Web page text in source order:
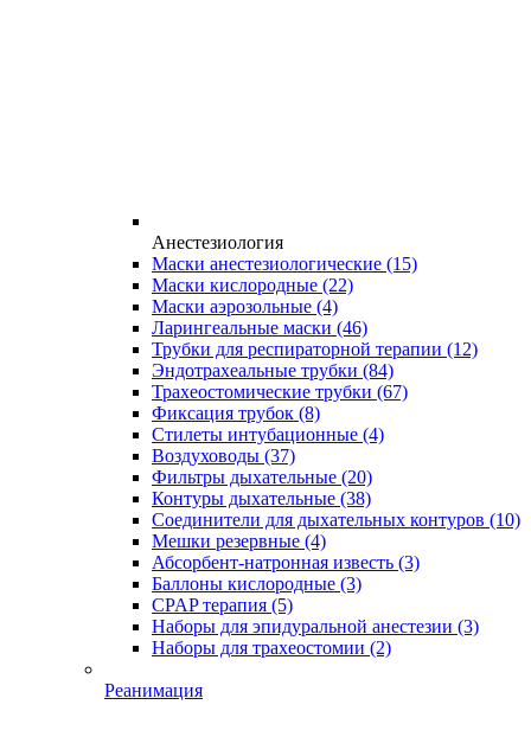
Анестезиология
Маски анестезиологические (15)
Маски кислородные (22)
Маски аэрозольные (4)
Ларингеальные маски (46)
Трубки для респираторной терапии (12)
Эндотрахеальные трубки (84)
Трахеостомические трубки (67)
Фиксация трубок (8)
Стилеты интубационные (4)
Воздуховоды (37)
Фильтры дыхательные (20)
Контуры дыхательные (38)
Соединители для дыхательных контуров (10)
Мешки резервные (4)
Абсорбент-натронная известь (3)
Баллоны кислородные (3)
CPAP терапия (5)
Наборы для эпидуральной анестезии (3)
Наборы для трахеостомии (2)
Реанимация